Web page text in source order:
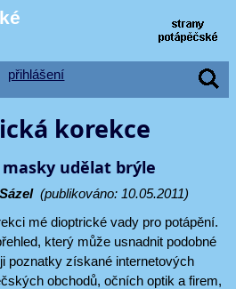
přihlášení
korekce
udělat brýle
(publikováno: 10.05.2011)
mé dioptrické vady pro potápění.
který může usnadnit podobné
poznatky získané internetových
obchodů, očních optik a firem,